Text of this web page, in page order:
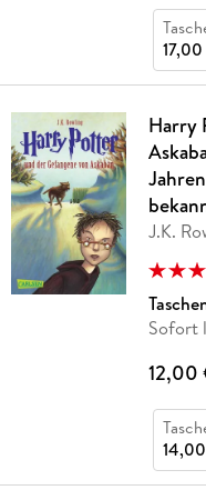
Harry
J.K.
Sofort
12,00